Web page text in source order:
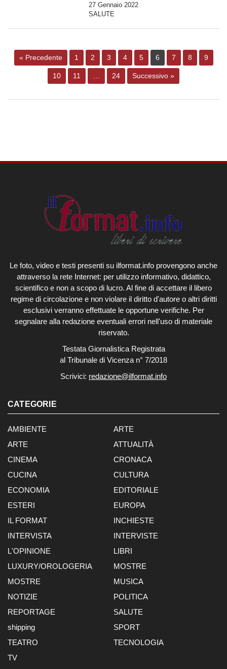
27 Gennaio 2022
SALUTE
« Precedente 1 2 3 4 5 6 7 8 9
10 11 24 Successivo »
Le foto, video e testi presenti su ilformat.info provengono anche
attraverso la rete Internet: per utilizzo informativo, didattico,
scientifico e non a scopo di lucro. Al fine di accettare il libero
regime di circolazione e non violare il diritto d'autore o altri diritti
esclusivi verranno effettuate le opportune verifiche. Per
segnalare alla redazione eventuali errori nell'uso di materiale
riservato.
Testata Giornalistica Registrata
al Tribunale di Vicenza n° 7/2018
Scrivici: redazione@ilformat.info
CATEGORIE
AMBIENTE
ARTE
ARTE
ATTUALITÀ
CINEMA
CRONACA
CUCINA
CULTURA
ECONOMIA
EDITORIALE
ESTERI
EUROPA
IL FORMAT
INCHIESTE
INTERVISTA
INTERVISTE
L'OPINIONE
LIBRI
LUXURY/OROLOGERIA
MOSTRE
MOSTRE
MUSICA
NOTIZIE
POLITICA
REPORTAGE
SALUTE
shipping
SPORT
TEATRO
TECNOLOGIA
TV